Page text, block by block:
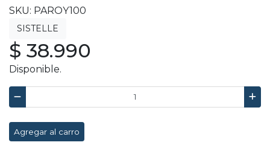
SKU: PAROY100
$ 38.990
Disponible.
Agregar al carro